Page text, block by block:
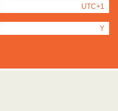
UTC+1
Y